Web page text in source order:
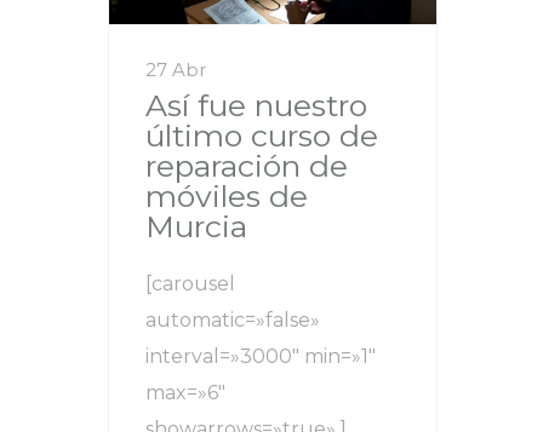
27 Abr
Así fue nuestro
último curso de
reparación de
móviles de
Murcia
[carousel
automatic=»false»
interval=»3000″ min=»1″
max=»6″